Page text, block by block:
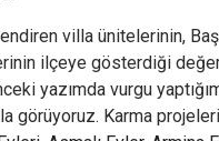
villa ünitelerinin,
ilçeye gösterdiği
yazımda vurgu
görüyoruz. Karma